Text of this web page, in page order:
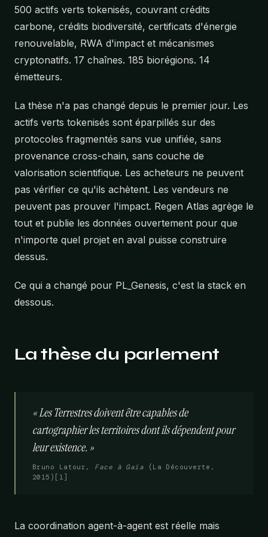
500 actifs verts tokenisés, couvrant crédits
carbone, crédits biodiversité, certificats d'énergie
renouvelable, RWA d'impact et mécanismes
cryptonatifs. 17 chaînes. 185 biorégions. 14
émetteurs.
La thèse n'a pas changé depuis le premier jour. Les
actifs verts tokenisés sont éparpillés sur des
protocoles fragmentés sans vue unifiée, sans
provenance cross-chain, sans couche de
valorisation scientifique. Les acheteurs ne peuvent
pas vérifier ce qu'ils achètent. Les vendeurs ne
peuvent pas prouver l'impact. Regen Atlas agrège le
tout et publie les données ouvertement pour que
n'importe quel projet en aval puisse construire
dessus.
Ce qui a changé pour PL_Genesis, c'est la stack en
dessous.
La thèse du parlement
« Les Terrestres doivent être capables de
cartographier les territoires dont ils dépendent pour
leur existence. »
Bruno Latour, Face à Gaïa (La Découverte,
2015)[1]
La coordination agent-à-agent est réelle mais